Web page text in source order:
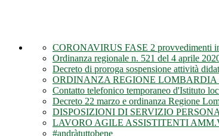
CORONAVIRUS FASE 2 provvedimenti
Ordinanza regionale n. 521 del 4 aprile
Decreto di proroga sospensione attività
ORDINANZA REGIONE LOMBARDIA
Contatto telefonico temporaneo d'Istituto
Decreto 22 marzo e ordinanza Regione
DISPOSIZIONI DI SERVIZIO
LAVORO AGILE ASSISTITENTI
#andràtuttobene